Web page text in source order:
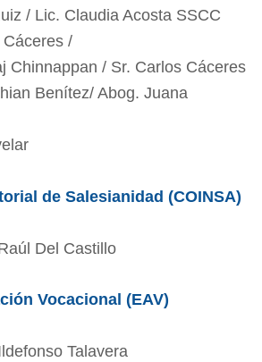
/ Lic. Claudia Acosta SSCC
/
Chinnappan / Sr. Carlos Cáceres
Benítez/ Abog. Juana
de Salesianidad (COINSA)
Del Castillo
Vocacional (EAV)
Talavera